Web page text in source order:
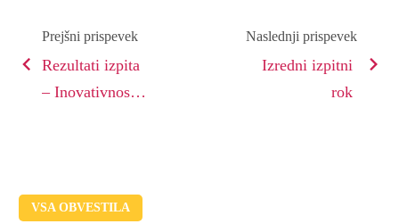
Prejšni prispevek
Rezultati izpita
– Inovativnost
Naslednji prispevek
Izredni izpitni
rok
VSA OBVESTILA